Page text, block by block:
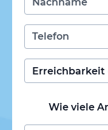
Wie viele